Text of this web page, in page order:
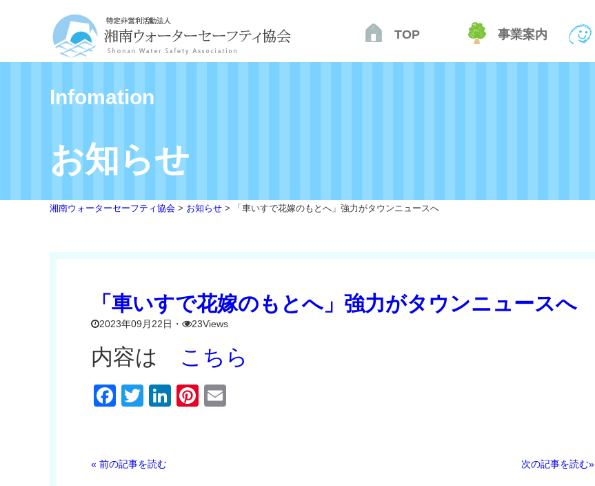
TOP 事業案内
Infomation
お知らせ
湘南ウォーターセーフティ協会 > お知らせ > 「車いすで花嫁のもとへ」強力がタウンニュースへ
「車いすで花嫁のもとへ」強力がタウンニュースへ
2023年09月22日 ・ 23Views
内容は こちら
Facebook
Twitter
LinkedIn
Pinterest
« 前の記事を読む 次の記事を読む»